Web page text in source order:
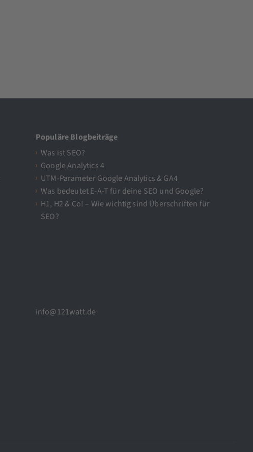
Populäre Blogbeiträge
Was ist SEO?
Google Analytics 4
UTM-Parameter Google Analytics & GA4
Was bedeutet E-A-T für deine SEO und Google?
H1, H2 & Co! – Wie wichtig sind Überschriften für
SEO?
info@121watt.de